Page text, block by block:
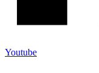
Youtube